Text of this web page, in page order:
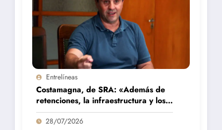
Entrelíneas
Costamagna, de SRA: «Además de
retenciones, la infraestructura y los
créditos son dos demandas
importantes de los productores»
28/07/2026